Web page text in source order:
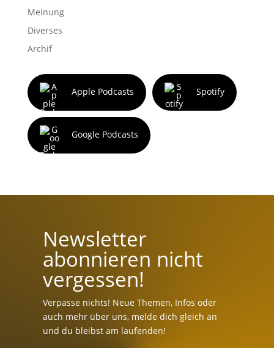
Meinung
Diverses
Archif
Apple Podcasts Spotify
Google Podcasts
Newsletter
abonnieren nicht
vergessen!
Verpasse nichts! Neue Themen, Infos oder
auch mehr über uns, melde dich gleich an
und du bleibst am laufenden!